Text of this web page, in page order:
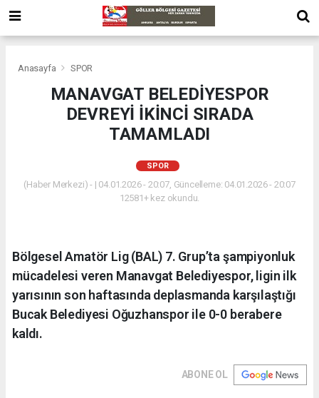
Anasayfa SPOR
MANAVGAT BELEDİYESPOR
DEVREYİ İKİNCİ SIRADA
TAMAMLADI
SPOR
(Haber Merkezi) - | 04.01.2026 - 20:07, Güncelleme: 04.01.2026 - 20:07
12581+ kez okundu.
Bölgesel Amatör Lig (BAL) 7. Grup’ta şampiyonluk
mücadelesi veren Manavgat Belediyespor, ligin ilk
yarısının son haftasında deplasmanda karşılaştığı
Bucak Belediyesi Oğuzhanspor ile 0-0 berabere
kaldı.
ABONE OL